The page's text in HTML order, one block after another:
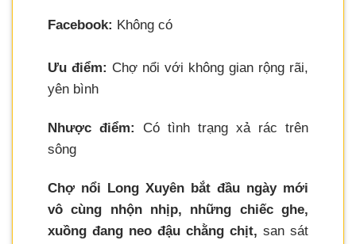
Facebook: Không có
Ưu điểm: Chợ nổi với không gian rộng rãi,
yên bình
Nhược điểm:
Có tình trạng xả rác trên
sông
Chợ nổi Long Xuyên bắt đầu ngày mới
vô cùng nhộn nhịp, những chiếc ghe,
xuồng đang neo đậu chằng chịt, san sát